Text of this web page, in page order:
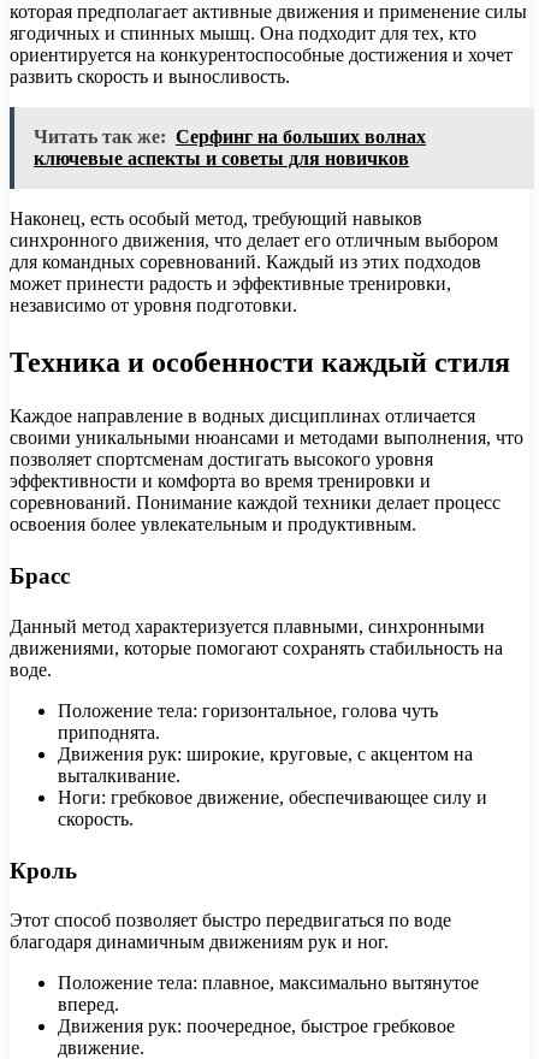
которая предполагает активные движения и применение силы
ягодичных и спинных мышц. Она подходит для тех, кто
ориентируется на конкурентоспособные достижения и хочет
развить скорость и выносливость.
Читать так же: Серфинг на больших волнах
ключевые аспекты и советы для новичков
Наконец, есть особый метод, требующий навыков
синхронного движения, что делает его отличным выбором
для командных соревнований. Каждый из этих подходов
может принести радость и эффективные тренировки,
независимо от уровня подготовки.
Техника и особенности каждый стиля
Каждое направление в водных дисциплинах отличается
своими уникальными нюансами и методами выполнения, что
позволяет спортсменам достигать высокого уровня
эффективности и комфорта во время тренировки и
соревнований. Понимание каждой техники делает процесс
освоения более увлекательным и продуктивным.
Брасс
Данный метод характеризуется плавными, синхронными
движениями, которые помогают сохранять стабильность на
воде.
Положение тела: горизонтальное, голова чуть
приподнята.
Движения рук: широкие, круговые, с акцентом на
выталкивание.
Ноги: гребковое движение, обеспечивающее силу и
скорость.
Кроль
Этот способ позволяет быстро передвигаться по воде
благодаря динамичным движениям рук и ног.
Положение тела: плавное, максимально вытянутое
вперед.
Движения рук: поочередное, быстрое гребковое
движение.